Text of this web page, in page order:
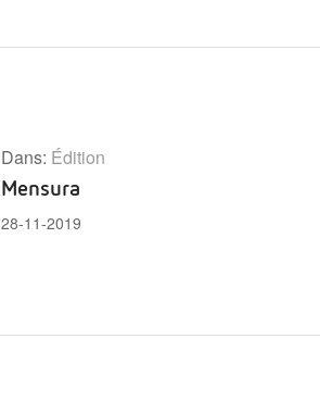
Dans: Édition
Mensura
28-11-2019